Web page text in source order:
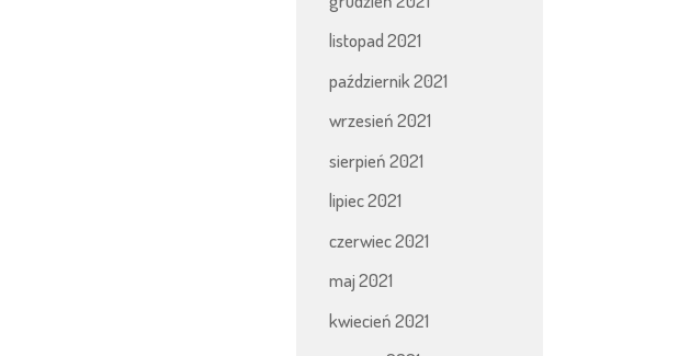
listopad 2021
październik 2021
wrzesień 2021
sierpień 2021
lipiec 2021
czerwiec 2021
maj 2021
kwiecień 2021